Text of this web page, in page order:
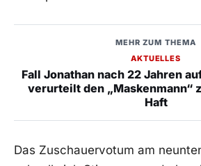
MEHR ZUM THEMA
AKTUELLES
Fall Jonathan nach 22 Jahren
verurteilt den „Maskenmann“
Haft
Das Zuschauervotum am